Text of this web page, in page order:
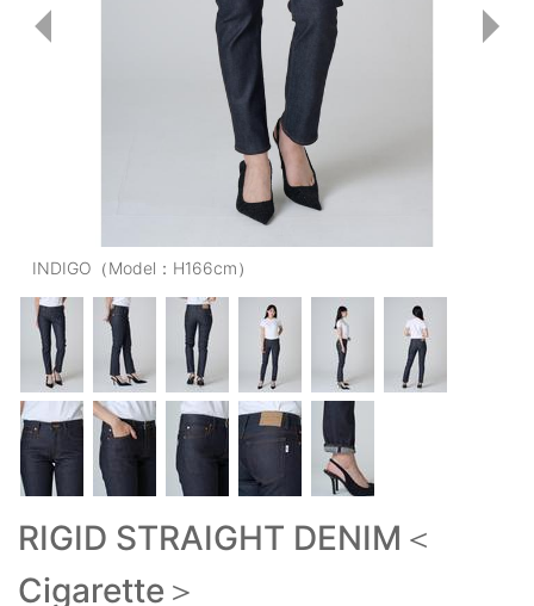
KNIT : ニット
SHIRT : シャツ
OUTERS : アウター
PANTS/SKIRT : パンツ・スカート
TOPS : トップス
OUTERS : アウター
OUTLET : アウトレット
MENS : メンズ
LADIES : レディース
新規会員登録
お買い物カゴ
INDIGO（Model：H166cm）
RIGID STRAIGHT DENIM＜
Cigarette＞